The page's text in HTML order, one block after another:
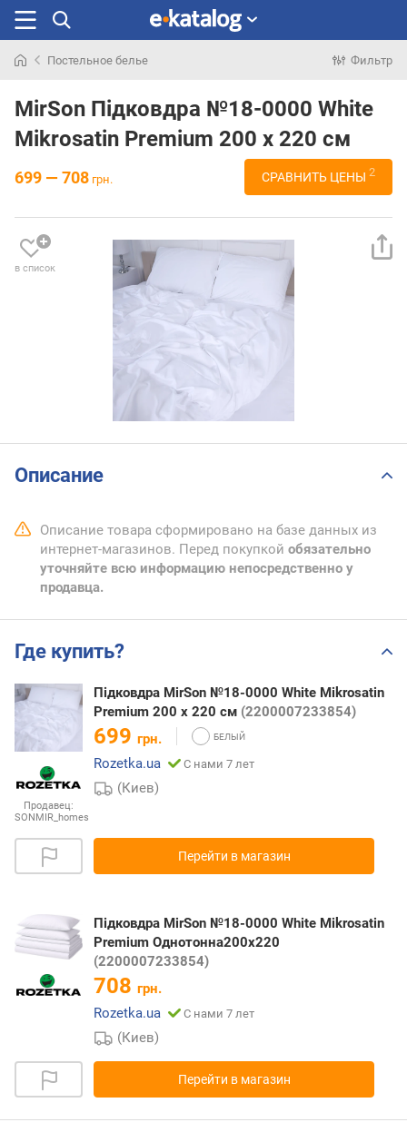
раньше
Постельное белье Фильтр
MirSon Підковдра №18-0000 White
Mikrosatin Premium 200 x 220 см
699 — 708 грн. СРАВНИТЬ ЦЕНЫ 2
в список
Описание
Описание товара сформировано на базе данных из
интернет-магазинов. Перед покупкой обязательно
уточняйте всю информацию непосредственно у
продавца.
Где купить?
Продавец:
SONMIR_homes
Підковдра MirSon №18-0000 White Mikrosatin
Premium 200 x 220 см (2200007233854)
699 грн.
Rozetka.ua
С нами 7 лет
(Киев)
Перейти в магазин
Підковдра MirSon №18-0000 White Mikrosatin
Premium Однотонна200х220
(2200007233854)
708 грн.
Rozetka.ua
С нами 7 лет
(Киев)
Перейти в магазин